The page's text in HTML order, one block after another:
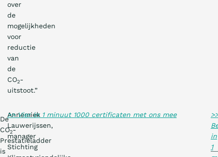
over
de
mogelijkheden
voor
reductie
van
de
CO2-
uitstoot.”
De
CO2-
Prestatieladder
is
Annemiek
Lauwerijssen,
manager
Stichting
>> Vier in 1 minuut 1000 certificaten met ons mee
>>
in
1